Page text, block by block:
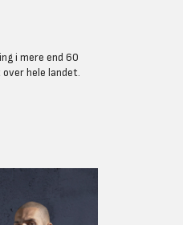
i mere end 60
hele landet.